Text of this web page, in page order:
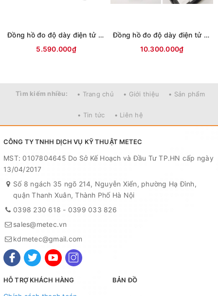
dụng dây chuyền sản xuất tiên tiến cùng công
tử Mitutoyo là sản phẩm có chất lượng tốt, được
người tiêu dùng đánh giá cao về khả năng đo
đồng hồ đo điện từ. Cụ thể, thiết bị được dùng để
trình.
3. Ưu điểm của đồng hồ đo độ dày điện tử
Mitutoyo 547-320S
Đồng hồ đo độ dày điện tử Mitutoyo 547-320S
(0-10mm) là một trong những sản phẩm được
Mitutoyo chú trọng sản xuất, do đó, sản phẩm đã
mang những ưu điểm hoàn hảo phục vụ tốt cho
nhu cầu của người tiêu dùng.
So với dòng 547-316S Sản phẩm này có thiết kế
lớn hơn, tay cầm dài hơn, để giúp đo những vật
liệu dài, rộng, lớn hơn.
Đồng hồ đo độ dày điện tử Mitutoyo 547-321 (0-10mm)
5.590.000₫
Đồng hồ đo độ dày điện tử Mitutoyo 547-400A (0-12mm)
10.300.000₫
Tìm kiếm nhiều: • Trang chủ • Giới thiệu • Sản phẩm
• Tin tức • Liên hệ
CÔNG TY TNHH DỊCH VỤ KỸ THUẬT METEC
MST: 0107804645 Do Sở Kế Hoạch và Đầu Tư TP.HN cấp ngày
13/04/2017
Số 8 ngách 35 ngõ 214, Nguyễn Xiển, phường Hạ Đình,
quận Thanh Xuân, Thành Phố Hà Nội
0398 230 618 - 0399 033 826
sales@metec.vn
kdmetec@gmail.com
HỖ TRỢ KHÁCH HÀNG BẢN ĐỒ